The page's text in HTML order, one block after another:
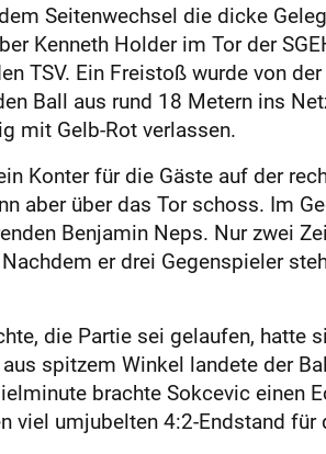
Seitenwechsel die dicke
Kenneth Holder im Tor der
TSV. Ein Freistoß wurde von
Ball aus rund 18 Metern ins
mit Gelb-Rot verlassen.
Konter für die Gäs­te auf der
aber über das Tor schoss. Im
Benjamin Neps. Nur zwei
er drei Gegenspieler
die Partie sei gelaufen, hatte
aus spitzem Winkel landete der
brachte Sokcevic einen
viel umjubelten 4:2-Endstand für